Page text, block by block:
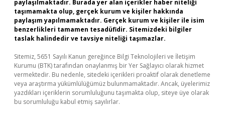
paylaşılmaktadır. Burada yer alan içerikler haber niteliği
taşımamakta olup, gerçek kurum ve kişiler hakkında
paylaşım yapılmamaktadır. Gerçek kurum ve kişiler ile isim
benzerlikleri tamamen tesadüfidir. Sitemizdeki bilgiler
taslak halindedir ve tavsiye niteliği taşımazlar.
Sitemiz, 5651 Sayılı Kanun gereğince Bilgi Teknolojileri ve İletişim
Kurumu (BTK) tarafından onaylanmış bir Yer Sağlayıcı olarak hizmet
vermektedir. Bu nedenle, sitedeki içerikleri proaktif olarak denetleme
veya araştırma yükümlülüğümüz bulunmamaktadır. Ancak, üyelerimiz
yazdıkları içeriklerin sorumluluğunu taşımakta olup, siteye üye olarak
bu sorumluluğu kabul etmiş sayılırlar.